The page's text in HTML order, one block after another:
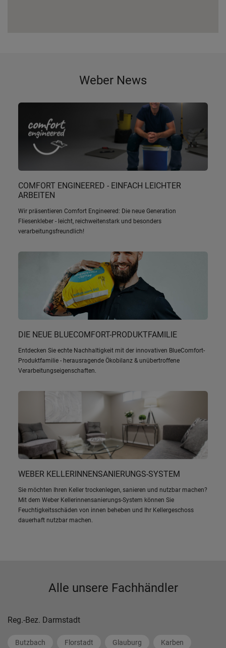
Weber News
COMFORT ENGINEERED - EINFACH LEICHTER
ARBEITEN
Wir präsentieren Comfort Engineered: Die neue Generation
Fliesenkleber - leicht, reichweitenstark und besonders
verarbeitungsfreundlich!
DIE NEUE BLUECOMFORT-PRODUKTFAMILIE
Entdecken Sie echte Nachhaltigkeit mit der innovativen BlueComfort-
Produktfamilie - herausragende Ökobilanz & unübertroffene
Verarbeitungseigenschaften.
WEBER KELLERINNENSANIERUNGS-SYSTEM
Sie möchten Ihren Keller trockenlegen, sanieren und nutzbar machen?
Mit dem Weber Kellerinnensanierungs-System können Sie
Feuchtigkeitsschäden von innen beheben und Ihr Kellergeschoss
dauerhaft nutzbar machen.
Alle unsere Fachhändler
Reg.-Bez. Darmstadt
Butzbach Florstadt Glauburg Karben